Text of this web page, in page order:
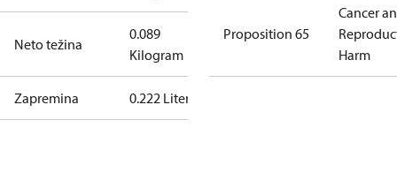
Neto težina
0.089
Kilogram
Zapremina 0.222 Liter
Proposition 65
Cancer
Harm